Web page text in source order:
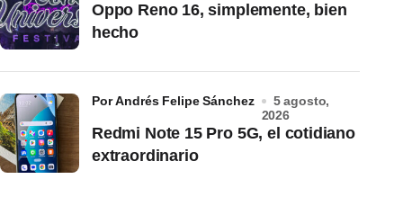
Oppo Reno 16, simplemente, bien
hecho
Redmi Note 15 Pro 5G, el cotidiano
extraordinario
por Andrés Felipe Sánchez
5 agosto,
2026